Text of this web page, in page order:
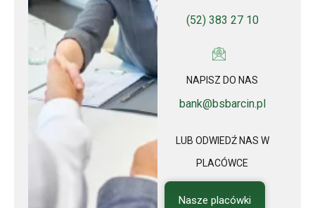
(52) 383 27 10
NAPISZ DO NAS
bank@bsbarcin.pl
LUB ODWIEDŹ NAS W
PLACÓWCE
Nasze placówki